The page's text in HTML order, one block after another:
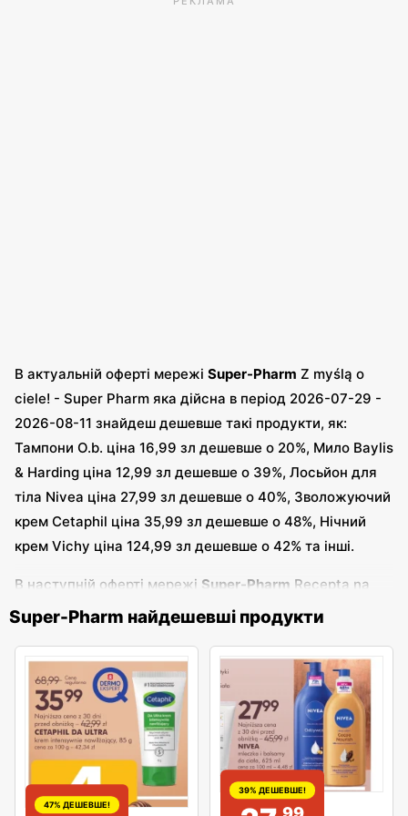
В актуальній оферті мережі Super-Pharm Z myślą o
ciele! - Super Pharm яка дійсна в період 2026-07-29 -
2026-08-11 знайдеш дешевше такі продукти, як:
Тампони O.b. ціна 16,99 зл дешевше о 20%, Мило Baylis
& Harding ціна 12,99 зл дешевше о 39%, Лосьйон для
тіла Nivea ціна 27,99 зл дешевше о 40%, Зволожуючий
крем Cetaphil ціна 35,99 зл дешевше о 48%, Нічний
крем Vichy ціна 124,99 зл дешевше о 42% та інші.
В наступній оферті мережі Super-Pharm Recepta na
letnie piękno - Super-Pharm яка діє з 2026-07-16 -
волосся Venita ціна 9,99 зл дешевше о 24%, Спрей від
комарів та кліщів Bros ціна 15,49 зл дешевше о 27%,
Емульсія для інтимної гігієни AA ціна 10,99 зл,
Сироватка для волосся Shine ціна 22,99 зл дешевше о
38%, Дієтична добавка Gold omega ціна 37,99 зл
дешевше о 29%, Захисна емульсія Kolastyna ціна 27,69
зл дешевше о 38%, Фільтр для води Brita ціна 22,99 зл,
Super-Pharm найдешевші продукти
47% ДЕШЕВШЕ!
39% ДЕШЕВШЕ!